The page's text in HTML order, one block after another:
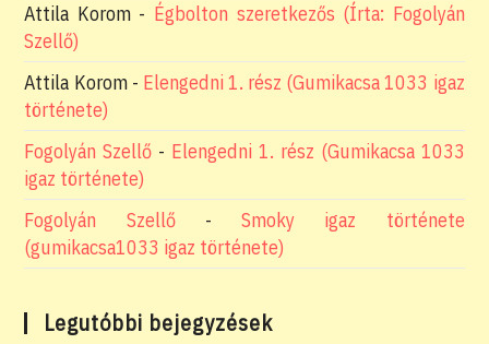
Attila Korom- Égbolton szeretkezős (Írta: Fogolyán
Szellő)
Attila Korom- Elengedni 1. rész (Gumikacsa 1033 igaz
története)
Fogolyán Szellő - Elengedni 1. rész (Gumikacsa 1033
igaz története)
Fogolyán Szellő-Smoky igaz története
(gumikacsa1033 igaz története)
Legutóbbi bejegyzések